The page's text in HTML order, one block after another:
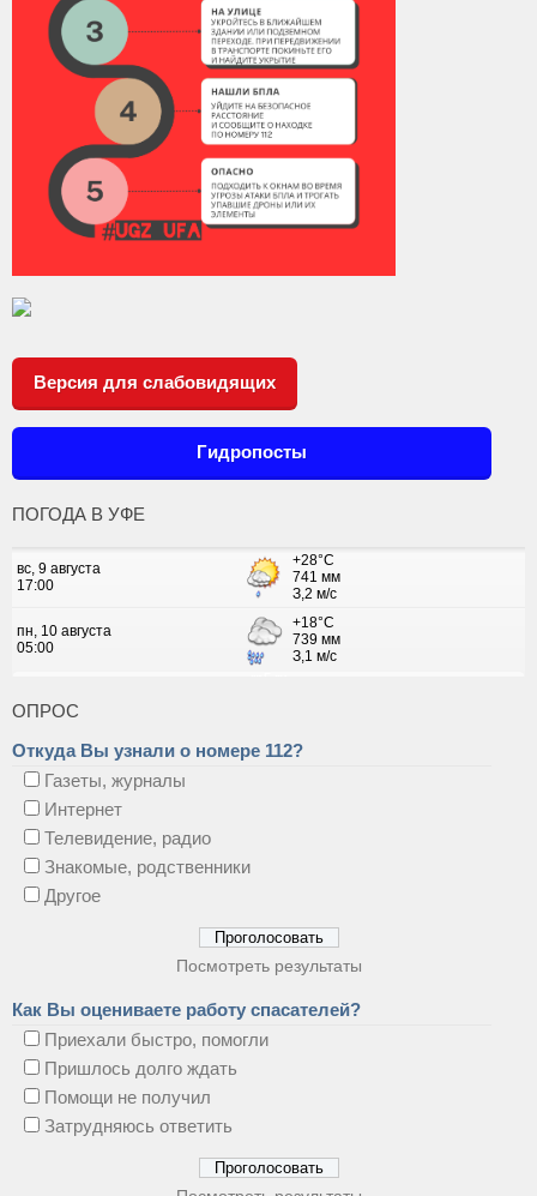
Версия для слабовидящих
Гидропосты
ПОГОДА В УФЕ
ОПРОС
Откуда Вы узнали о номере 112?
Газеты, журналы
Интернет
Телевидение, радио
Знакомые, родственники
Другое
Посмотреть результаты
Как Вы оцениваете работу спасателей?
Приехали быстро, помогли
Пришлось долго ждать
Помощи не получил
Затрудняюсь ответить